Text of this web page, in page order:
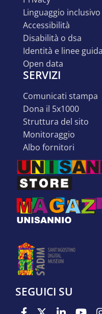
linguaggio inclusivo
accessibilità
disabilità o dsa
identità e linee
open data
SERVIZI
comunicati stampa
dona il 5x1000
struttura del sito
monitoraggio
albo fornitori
SEGUICI SU